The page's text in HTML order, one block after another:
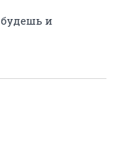
будешь и